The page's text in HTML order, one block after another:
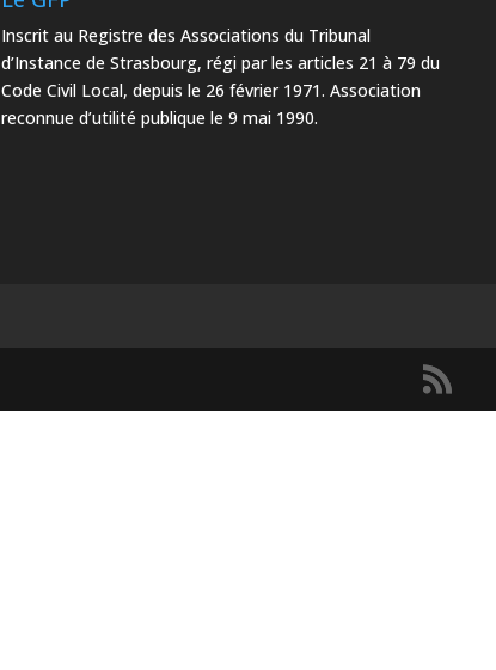
Inscrit au Registre des Associations du Tribunal
d’Instance de Strasbourg, régi par les articles 21 à 79 du
Code Civil Local, depuis le 26 février 1971. Association
reconnue d’utilité publique le 9 mai 1990.